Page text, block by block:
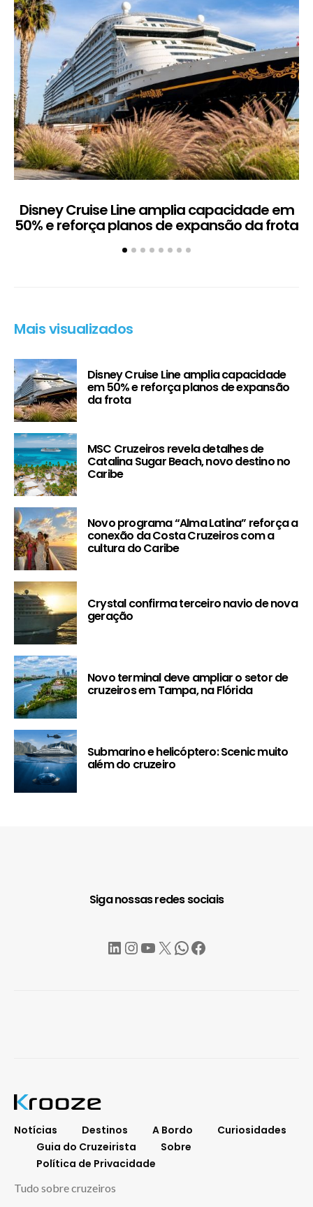
Disney Cruise Line amplia capacidade em
50% e reforça planos de expansão da frota
Mais visualizados
Disney Cruise Line amplia capacidade
em 50% e reforça planos de expansão
da frota
MSC Cruzeiros revela detalhes de
Catalina Sugar Beach, novo destino no
Caribe
Novo programa “Alma Latina” reforça a
conexão da Costa Cruzeiros com a
cultura do Caribe
Crystal confirma terceiro navio de nova
geração
Novo terminal deve ampliar o setor de
cruzeiros em Tampa, na Flórida
Submarino e helicóptero: Scenic muito
além do cruzeiro
Siga nossas redes sociais
LinkedIn
Instagram
YouTube
X WhatsApp
Facebook
Notícias Destinos A Bordo
Curiosidades
Guia do Cruzeirista
Sobre
Política de Privacidade
Tudo sobre cruzeiros